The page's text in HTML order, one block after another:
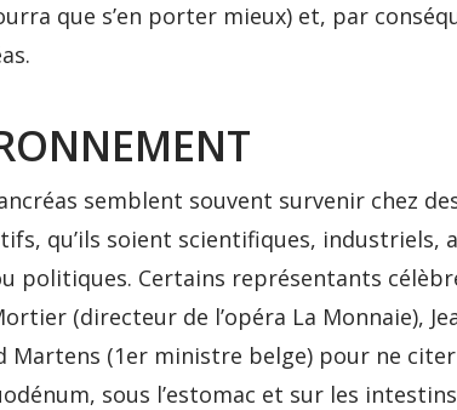
que s’en porter mieux) et, par
semblent souvent survenir chez
qu’ils soient scientifiques, industriels,
politiques. Certains représentants
(directeur de l’opéra La Monnaie),
Martens (1er ministre belge) pour ne citer
sous l’estomac et sur les